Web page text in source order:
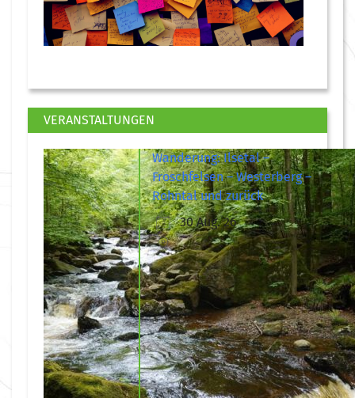
VERANSTALTUNGEN
Wanderung: Ilsetal –
Froschfelsen – Westerberg –
Rohntal und zurück
30 Aug. 26